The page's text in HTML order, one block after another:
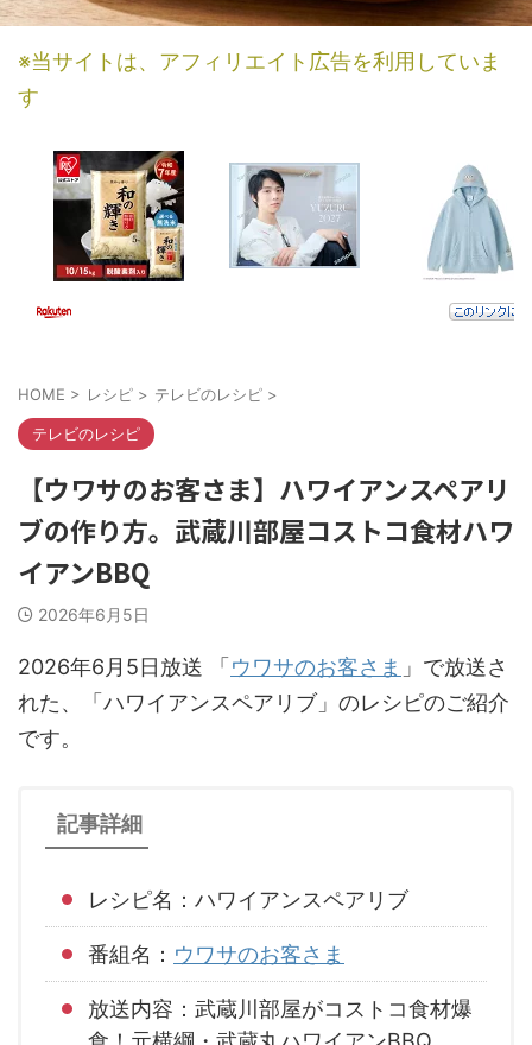
※当サイトは、アフィリエイト広告を利用していま
す
HOME > レシピ > テレビのレシピ >
テレビのレシピ
【ウワサのお客さま】ハワイアンスペアリ
ブの作り方。武蔵川部屋コストコ食材ハワ
イアンBBQ
2026年6月5日
2026年6月5日放送 「 ウワサのお客さま 」で放送さ
れた、「ハワイアンスペアリブ」のレシピのご紹介
です。
記事詳細
レシピ名：ハワイアンスペアリブ
番組名： ウワサのお客さま
放送内容：武蔵川部屋がコストコ食材爆